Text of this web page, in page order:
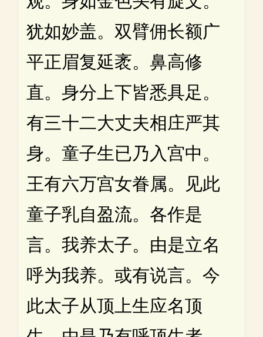
犹如妙盖。双臂佣长额广
平正眉复延袤。鼻高修
直。身分上下皆悉具足。
有三十二大丈夫相庄严其
身。童子生已乃入宫中。
王有六万宫女眷属。见此
童子乳自盈流。各作是
言。我养太子。由是立名
呼为我养。或有说言。今
此太子从顶上生应名顶